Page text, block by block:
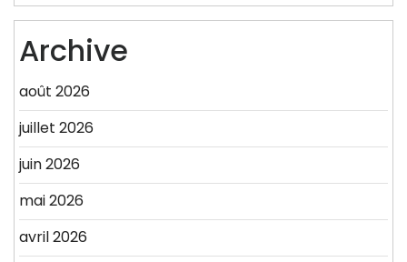
Archive
août 2026
juillet 2026
juin 2026
mai 2026
avril 2026